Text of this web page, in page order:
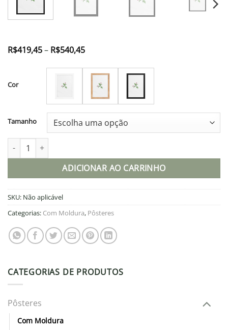
R$419,45– R$540,45Faixa
preço:
R$419,45
através
R$540,45
Cor
Tamanho
Pôster de papel fosco com moldura quantidade
ADICIONAR AO CARRINHO
SKU: Não aplicável
Categorias: Com Moldura, Pôsteres
CATEGORIAS DE PRODUTOS
Pôsteres
Com Moldura